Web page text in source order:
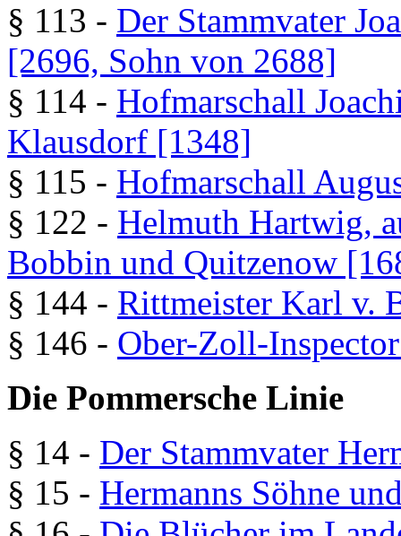
§ 113 - Der Stammvater
[2696, Sohn von 2688]
§ 114 - Hofmarschall
Klausdorf [1348]
§ 115 - Hofmarschall
§ 122 - Helmuth Hartwig,
Bobbin und Quitzenow
§ 144 - Rittmeister Karl v.
§ 146 - Ober-Zoll-
Die Pommersche Linie
§ 14 - Der Stammvater
§ 15 - Hermanns Söhne